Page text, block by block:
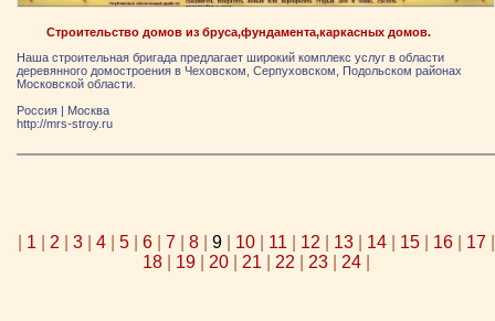
Строительство домов из бруса,фундамента,каркасных домов.
Наша строительная бригада предлагает широкий комплекс услуг в области
деревянного домостроения в Чеховском, Серпуховском, Подольском районах
Московской области.
Россия | Москва
http://mrs-stroy.ru
1 2 3| 4| 5| 6| 7 8| 9| 10| 11 12 13| 14| 15| 16| 17
18| 19| 20| 21 22 23| 24|